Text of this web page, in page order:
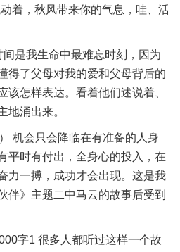
着，秋风带来你的气息，哇、活
是我生命中最难忘时刻，因为
得了父母对我的爱和父母背后的
该怎样表达。看着他们述说着、
地涌出来。
机会只会降临在有准备的人身
平时有付出，全身心的投入，在
力一搏，成功才会出现。这是我
伴》主题二中马云的故事后受到
字1 很多人都听过这样一个故